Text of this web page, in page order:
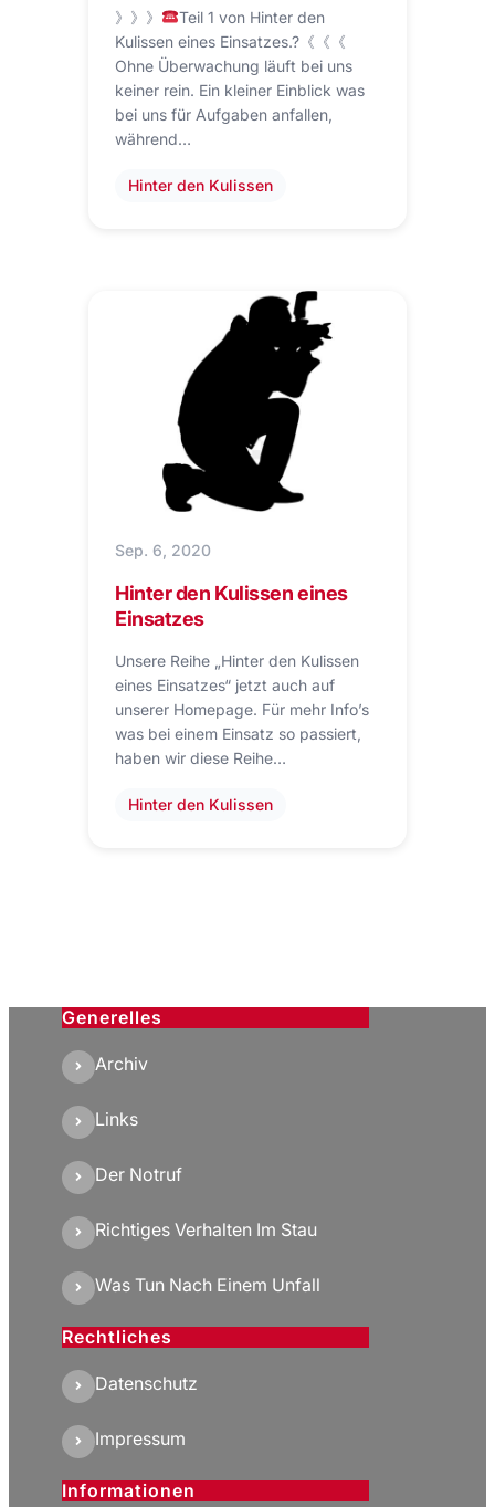
》》》
Teil 1 von Hinter den
Kulissen eines Einsatzes.?《《《
Ohne Überwachung läuft bei uns
keiner rein. Ein kleiner Einblick was
bei uns für Aufgaben anfallen,
während…
Hinter den Kulissen
Sep. 6, 2020
Hinter den Kulissen eines
Einsatzes
Unsere Reihe „Hinter den Kulissen
eines Einsatzes“ jetzt auch auf
unserer Homepage. Für mehr Info’s
was bei einem Einsatz so passiert,
haben wir diese Reihe…
Hinter den Kulissen
Generelles
Archiv
Links
Der Notruf
Richtiges Verhalten Im Stau
Was Tun Nach Einem Unfall
Rechtliches
Datenschutz
Impressum
Informationen